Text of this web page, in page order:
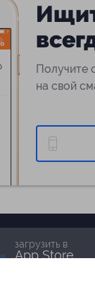
Получите
на свой
загрузить в
App Store